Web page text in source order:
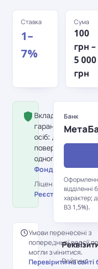
Ставка
1–
7%
Сума
100
грн –
5
грн
Вклад
гарантування
осіб: держава
повернення до
одного вкладника
Фонд
Ліцензія НБУ №69
Реєстр НБУ →
Умови перенесені з
попередньої версії
могли змінитися.
Перевірити на сайті
Банк
характер;
ВЗ 1,5%).
Рейтинг